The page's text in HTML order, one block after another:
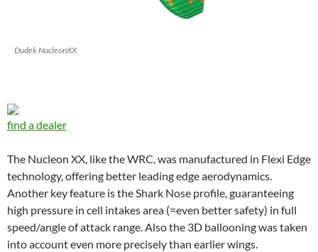
Dudek NucleonXX
find a dealer
The Nucleon XX, like the WRC, was manufactured in Flexi Edge
technology, offering better leading edge aerodynamics.
Another key feature is the Shark Nose profile, guaranteeing
high pressure in cell intakes area (=even better safety) in full
speed/angle of attack range. Also the 3D ballooning was taken
into account even more precisely than earlier wings.